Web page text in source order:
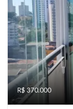
R$ 370.000